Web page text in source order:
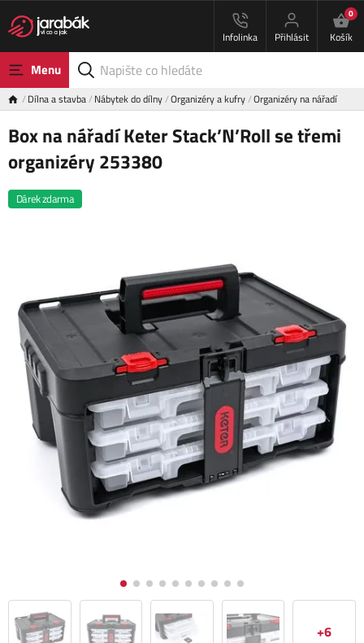
Infolinka Přihlásit
0
Košík
Menu
Dílna a stavba Nábytek do dílny Organizéry a kufry Organizéry na nářadí
Box na nářadí Keter Stack’N’Roll se třemi
organizéry 253380
Dárek zdarma
+6